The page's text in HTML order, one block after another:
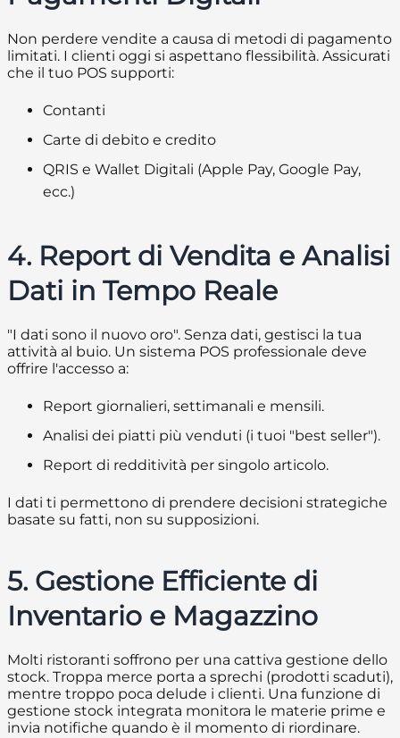
Non perdere vendite a causa di metodi di pagamento
limitati. I clienti oggi si aspettano flessibilità. Assicurati
che il tuo POS supporti:
Contanti
Carte di debito e credito
QRIS e Wallet Digitali (Apple Pay, Google Pay,
ecc.)
4. Report di Vendita e Analisi
Dati in Tempo Reale
"I dati sono il nuovo oro". Senza dati, gestisci la tua
attività al buio. Un sistema POS professionale deve
offrire l'accesso a:
Report giornalieri, settimanali e mensili.
Analisi dei piatti più venduti (i tuoi "best seller").
Report di redditività per singolo articolo.
I dati ti permettono di prendere decisioni strategiche
basate su fatti, non su supposizioni.
5. Gestione Efficiente di
Inventario e Magazzino
Molti ristoranti soffrono per una cattiva gestione dello
stock. Troppa merce porta a sprechi (prodotti scaduti),
mentre troppo poca delude i clienti. Una funzione di
gestione stock integrata monitora le materie prime e
invia notifiche quando è il momento di riordinare.